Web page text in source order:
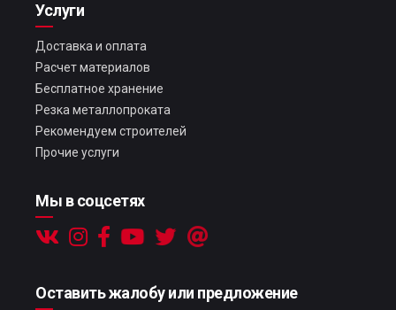
Услуги
Доставка и оплата
Расчет материалов
Бесплатное хранение
Резка металлопроката
Рекомендуем строителей
Прочие услуги
Мы в соцсетях
Оставить жалобу или предложение